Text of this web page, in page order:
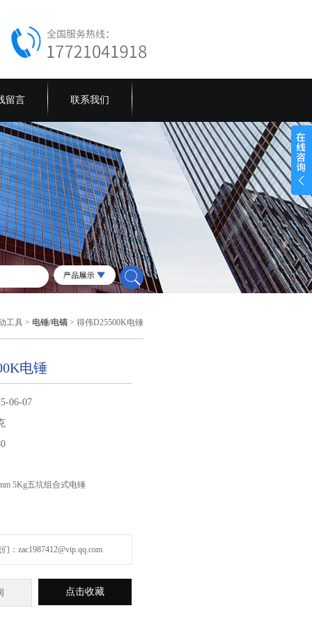
留言 联系我们
工具 > 电锤/电镐 > 得伟D25500K电锤
电锤
06-07
5Kg五坑组合式电锤
：zac1987412@vip.qq.com
点击收藏